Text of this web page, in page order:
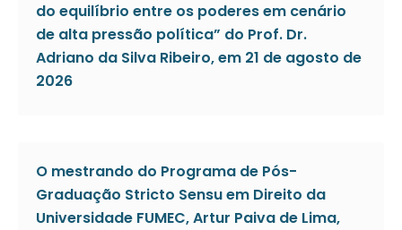
do equilíbrio entre os poderes em cenário
de alta pressão política” do Prof. Dr.
Adriano da Silva Ribeiro, em 21 de agosto de
2026
O mestrando do Programa de Pós-
Graduação Stricto Sensu em Direito da
Universidade FUMEC, Artur Paiva de Lima,